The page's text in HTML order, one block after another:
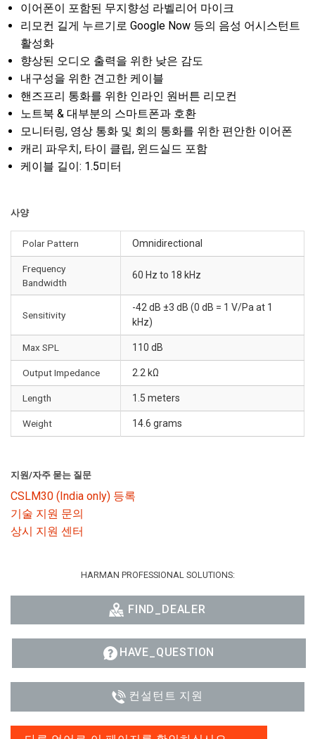
이어폰이 포함된 무지향성 라벨리어 마이크
리모컨 길게 누르기로 Google Now 등의 음성 어시스턴트
활성화
향상된 오디오 출력을 위한 낮은 감도
내구성을 위한 견고한 케이블
핸즈프리 통화를 위한 인라인 원버튼 리모컨
노트북 & 대부분의 스마트폰과 호환
모니터링, 영상 통화 및 회의 통화를 위한 편안한 이어폰
캐리 파우치, 타이 클립, 윈드실드 포함
케이블 길이: 1.5미터
사양
Polar Pattern Omnidirectional
Frequency
Bandwidth
60 Hz to 18 kHz
Sensitivity
-42 dB ±3 dB (0 dB = 1 V/Pa at 1
kHz)
Max SPL 110 dB
Output Impedance 2.2 kΩ
Length 1.5 meters
Weight 14.6 grams
지원/자주 묻는 질문
CSLM30 (India only) 등록
기술 지원 문의
상시 지원 센터
HARMAN PROFESSIONAL SOLUTIONS:
FIND_DEALER
HAVE_QUESTION
컨설턴트 지원